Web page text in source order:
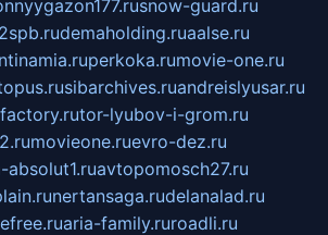
snow-guard.ru
demaholding.ruaalse.ru
perkoka.rumovie-one.ru
sibarchives.ruandreislyusar.ru
tor-lyubov-i-grom.ru
movieone.ruevro-dez.ru
absolut1.ruavtopomosch27.ru
nertansaga.rudelanalad.ru
aria-family.ruroadli.ru